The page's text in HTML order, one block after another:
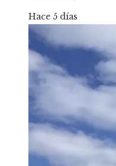
Hace 5 días